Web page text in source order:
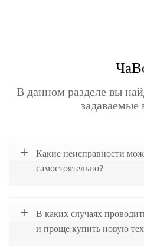
В данном разделе вы
задаваемые
Какие неисправности
самостоятельно?
В каких случаях
и проще купить новую